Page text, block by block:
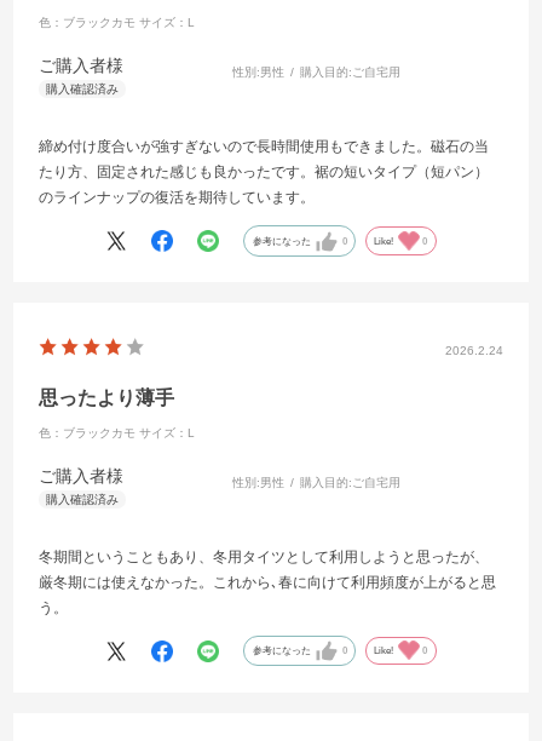
色：ブラックカモ サイズ：L
ご購入者様 性別:男性 購入目的:ご自宅用
締め付け度合いが強すぎないので長時間使用もできました。磁石の当
たり方、固定された感じも良かったです。裾の短いタイプ（短パン）
のラインナップの復活を期待しています。
参考になった 0 Like! 0
2026.2.24
思ったより薄手
色：ブラックカモ サイズ：L
ご購入者様 性別:男性 購入目的: ご自宅用
冬期間ということもあり、冬用タイツとして利用しようと思ったが、
厳冬期には使えなかった。これから､春に向けて利用頻度が上がると思
う。
参考になった 0 Like! 0